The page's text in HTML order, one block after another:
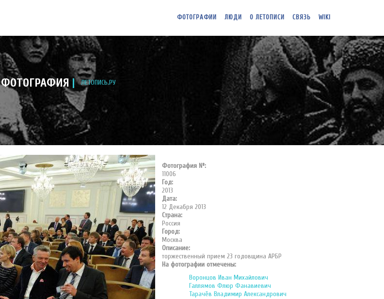
ФОТОГРАФИИ ЛЮДИ О ЛЕТОПИСИ СВЯЗЬ WIKI
ФОТОГРАФИЯ ЛЕТОПИСЬ.РУ
Фотография №:
11006
Год:
2013
Дата:
12 Декабря 2013
Страна:
Россия
Город:
Москва
Описание:
торжественный прием 23 годовщина АРБР
На фотографии отмечены:
Воронцов Иван Михайлович
Галлямов Флюр Фанавиевич
Тарачёв Владимир Александрович